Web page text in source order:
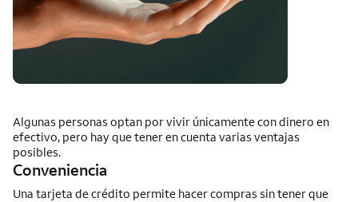
Algunas personas optan por vivir únicamente con dinero en
efectivo, pero hay que tener en cuenta varias ventajas
posibles.
Conveniencia
Una tarjeta de crédito permite hacer compras sin tener que